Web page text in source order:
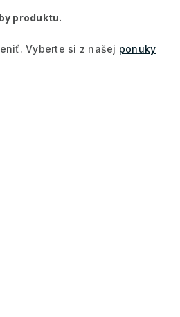
produktu.
Vyberte si z našej ponuky